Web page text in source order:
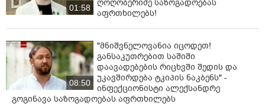
01:58
ღოღობერიძე საზოგადოებას
აფრთხილებს!
08:50
"მნიშვნელოვანია იცოდეთ!
განსაკუთრებით საშიში
დაავადებების რიცხვში შედის და
უკავშირდება ტკიპის ნაკბენს" -
ინფექციონისტი ალექსანდრე
გოგინავა საზოგადოებას აფრთხილებს